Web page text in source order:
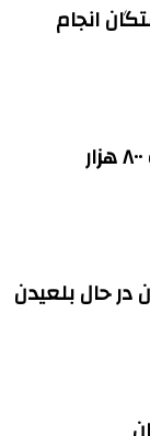
انجام
قول فرزین برای تعیین تکلیف تسهیلات ۸۰۰ هزار
حال بلعیدن